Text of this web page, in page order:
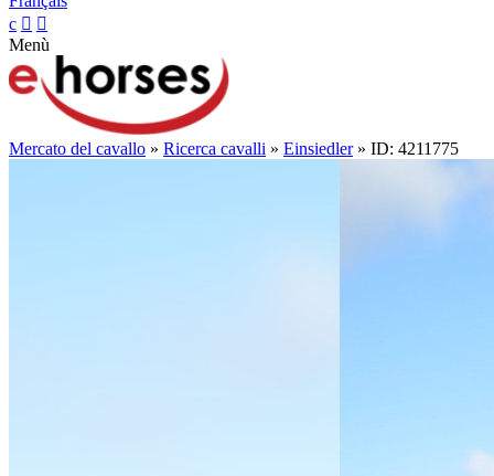
c  
Menù
Mercato del cavallo » Ricerca cavalli » Einsiedler» ID: 4211775